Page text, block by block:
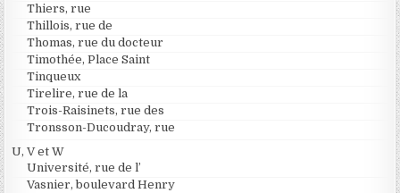
Thiers, rue
Thillois, rue de
Thomas, rue du docteur
Timothée, Place Saint
Tinqueux
Tirelire, rue de la
Trois-Raisinets, rue des
Tronsson-Ducoudray, rue
U, V et W
Université, rue de l’
Vasnier, boulevard Henry